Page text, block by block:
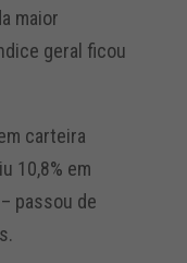
maior
geral ficou
carteira
10,8% em
passou de